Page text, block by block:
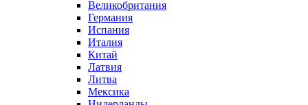
Великобритания
Германия
Испания
Италия
Китай
Латвия
Литва
Мексика